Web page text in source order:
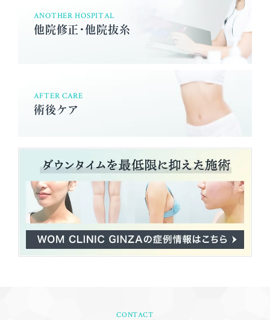
ANOTHER HOSPITAL
他院修正･他院抜糸
AFTER CARE
術後ケア
CONTACT